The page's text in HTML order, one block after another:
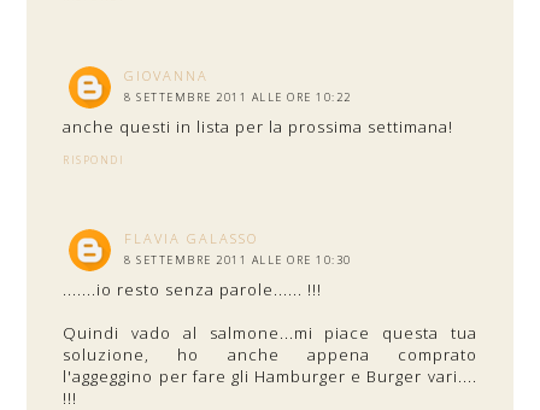
GIOVANNA
8 SETTEMBRE 2011 ALLE ORE 10:22
anche questi in lista per la prossima settimana!
RISPONDI
FLAVIA GALASSO
8 SETTEMBRE 2011 ALLE ORE 10:30
.......io resto senza parole...... !!!
Quindi vado al salmone...mi piace questa tua
soluzione, ho anche appena comprato
l'aggeggino per fare gli Hamburger e Burger vari....
!!!